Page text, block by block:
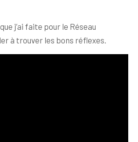
j’ai faite pour le Réseau
à trouver les bons réflexes.